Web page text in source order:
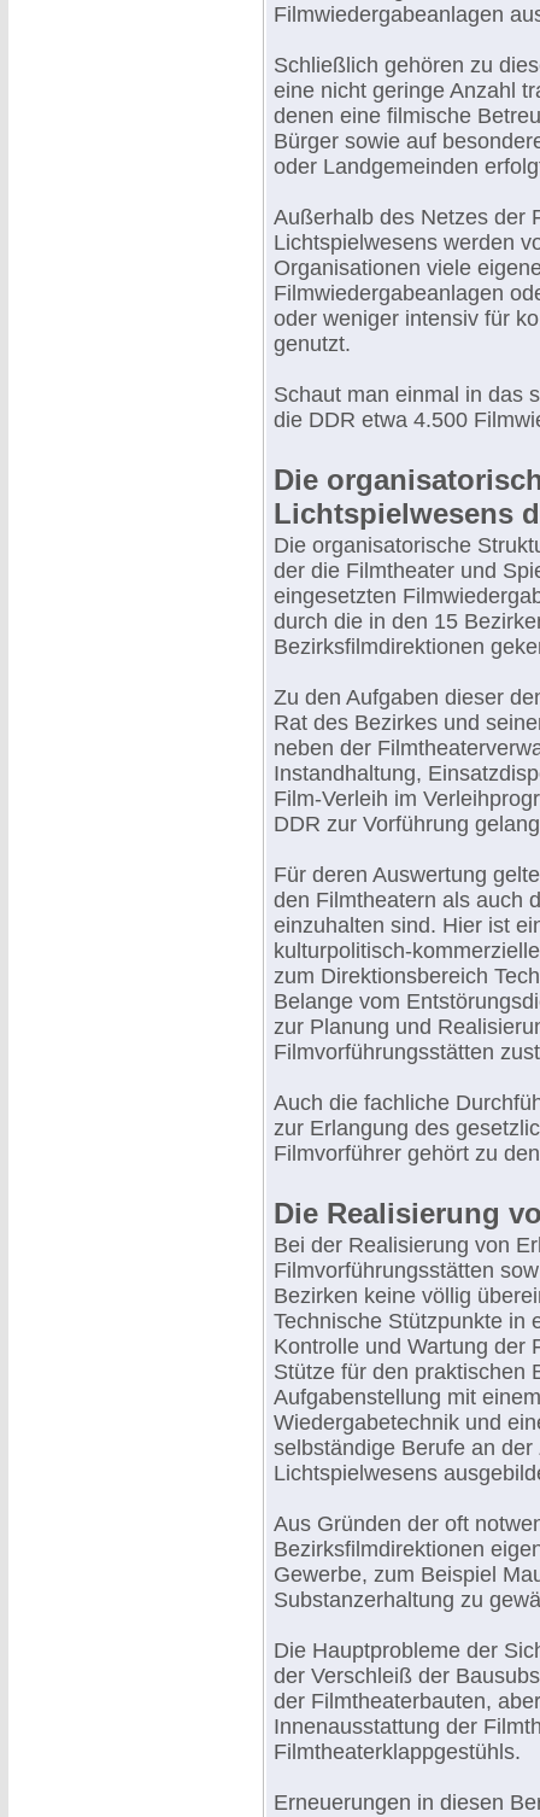
Filmwiedergabeanlagen
Schließlich gehören zu
eine nicht geringe Anzahl
denen eine filmische
Bürger sowie auf
oder Landgemeinden
Außerhalb des Netzes der
Lichtspielwesens werden
Organisationen viele
Filmwiedergabeanlagen
oder weniger intensiv für
genutzt.
Schaut man einmal in das
die DDR etwa 4.500
Die
Lichtspielwesens
Die organisatorische
der die Filmtheater und
eingesetzten
durch die in den 15
Bezirksfilmdirektionen
Zu den Aufgaben dieser
Rat des Bezirkes und
neben der
Instandhaltung,
Film-Verleih im
DDR zur Vorführung
Für deren Auswertung
den Filmtheatern als auch
einzuhalten sind. Hier ist
kulturpolitisch-
zum Direktionsbereich
Belange vom
zur Planung und
Filmvorführungsstätten
Auch die fachliche
zur Erlangung des
Filmvorführer gehört zu
Die Realisierung
Bei der Realisierung von
Filmvorführungsstätten
Bezirken keine völlig
Technische Stützpunkte in
Kontrolle und Wartung der
Stütze für den praktischen
Aufgabenstellung mit
Wiedergabetechnik und
selbständige Berufe an
Lichtspielwesens
Aus Gründen der oft
Bezirksfilmdirektionen
Gewerbe, zum Beispiel
Substanzerhaltung zu
Die Hauptprobleme der
der Verschleiß der
der Filmtheaterbauten,
Innenausstattung der
Filmtheaterklappgestühls.
Erneuerungen in diesen